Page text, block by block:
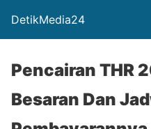
DetikMedia24
Pencairan THR
Besaran Dan